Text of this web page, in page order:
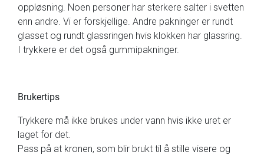
oppløsning. Noen personer har sterkere salter i svetten
enn andre. Vi er forskjellige. Andre pakninger er rundt
glasset og rundt glassringen hvis klokken har glassring.
I trykkere er det også gummipakninger.
Brukertips
Trykkere må ikke brukes under vann hvis ikke uret er
laget for det.
Pass på at kronen, som blir brukt til å stille visere og